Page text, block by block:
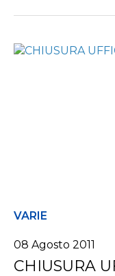
VARIE
08 Agosto 2011
CHIUSURA